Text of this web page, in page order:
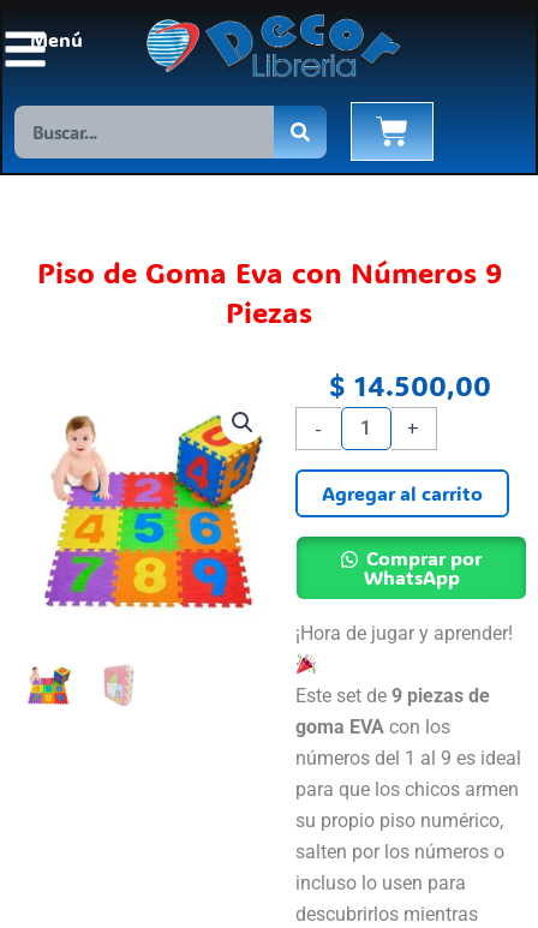
al
Menú
Search Cart
Piso de Goma Eva con Números 9
Piezas
$ 14.500,00
¡Hora de jugar y aprender!
Este set de 9 piezas de
goma EVAcon los
números del 1 al 9 es ideal
para que los chicos armen
su propio piso numérico,
salten por los números o
incluso lo usen para
descubrirlos mientras
-
de
Goma
Eva
con
Números
Piezas
cantidad
+
Agregar al carrito
Comprar por
WhatsApp